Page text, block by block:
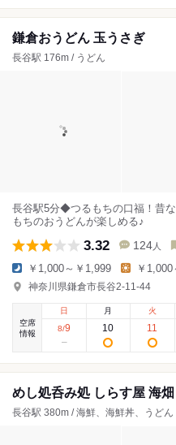
鎌倉おうどん 玉うさぎ
長谷駅 176m / うどん
長谷駅5分◆つるもちの口福！昔
もちのおうどんが楽しめる♪
3.32 124 人
￥1,000～￥1,999 ￥
神奈川県鎌倉市長谷2-11-44
空席
情報
日
8/9
月
10
火
11
めし処呑み処 しらす屋 海
長谷駅 380m / 海鮮、海鮮丼、うどん